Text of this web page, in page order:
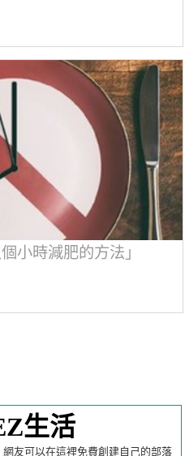
小時減肥的方法」
生活
友可以在這裡免費創建自己的部落